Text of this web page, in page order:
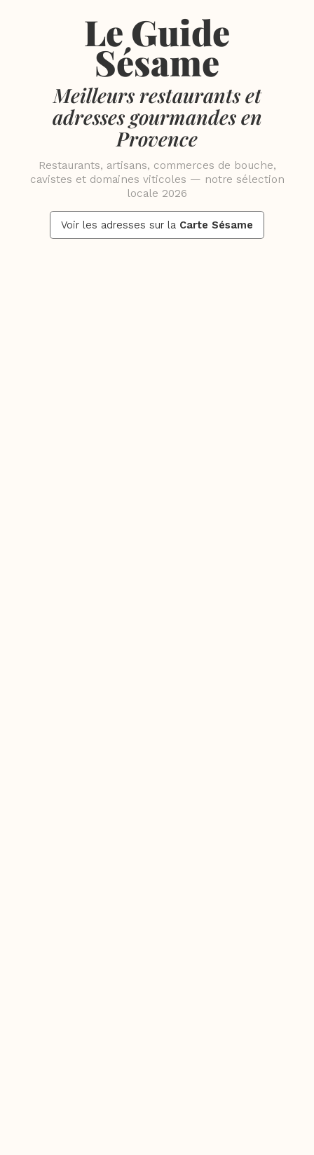
Le Guide
Sésame
Meilleurs restaurants et
adresses gourmandes en
Provence
Restaurants, artisans, commerces de bouche,
cavistes et domaines viticoles — notre sélection
locale 2026
Voir les adresses sur la Carte Sésame